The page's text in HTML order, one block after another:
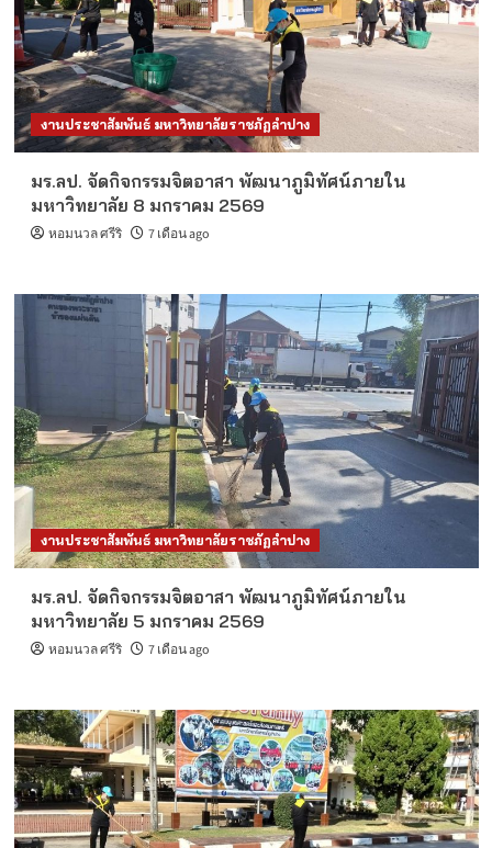
งานประชาสัมพันธ์ มหาวิทยาลัยราชภัฏลำปาง
มร.ลป. จัดกิจกรรมจิตอาสา พัฒนาภูมิทัศน์ภายใน
มหาวิทยาลัย 8 มกราคม 2569
หอมนวล ศรีริ 7 เดือน ago
งานประชาสัมพันธ์ มหาวิทยาลัยราชภัฏลำปาง
มร.ลป. จัดกิจกรรมจิตอาสา พัฒนาภูมิทัศน์ภายใน
มหาวิทยาลัย 5 มกราคม 2569
หอมนวล ศรีริ 7 เดือน ago